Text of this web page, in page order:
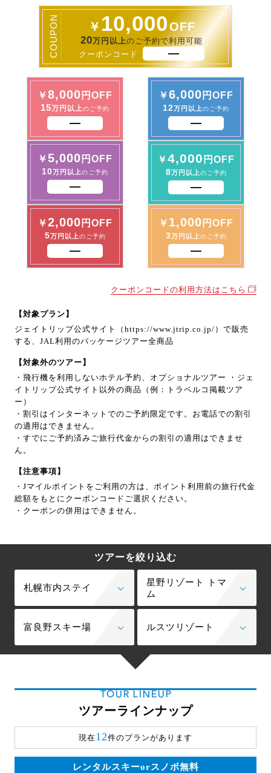
￥ 10,000OFF
20万円以上のご予約で利用可能
COUPON クーポンコード
￥ 8,000 円OFF
15万円以上のご予約
￥6,000 円OFF
12万円以上のご予約
￥ 5,000 円OFF
10万円以上のご予約
￥4,000 円OFF
8万円以上のご予約
￥2,000 円OFF
5万円以上のご予約
￥ 1,000 円OFF
3万円以上のご予約
クーポンコードの利用方法はこちら
【対象プラン】
ジェイトリップ公式サイト（https://www.jtrip.co.jp/）で販売
する、JAL利用のパッケージツアー全商品
【対象外のツアー】
・飛行機を利用しないホテル予約、オプショナルツアー ・ジェ
イトリップ公式サイト以外の商品（例：トラベルコ掲載ツア
ー）
・割引はインターネットでのご予約限定です。お電話での割引
の適用はできません。
・すでにご予約済みご旅行代金からの割引の適用はできませ
ん。
【注意事項】
・Jマイルポイントをご利用の方は、ポイント利用前の旅行代金
総額をもとにクーポンコードご選択ください。
・クーポンの併用はできません。
ツアーを絞り込む
札幌市内ステイ
星野リゾート トマ
ム
富良野スキー場 ルスツリゾート
TOUR LINEUP
ツアーラインナップ
現在12件のプランがあります
レンタルスキーorスノボ無料